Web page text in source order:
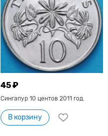
45 ₽
Сингапур 10 центов 2011 год.
В корзину